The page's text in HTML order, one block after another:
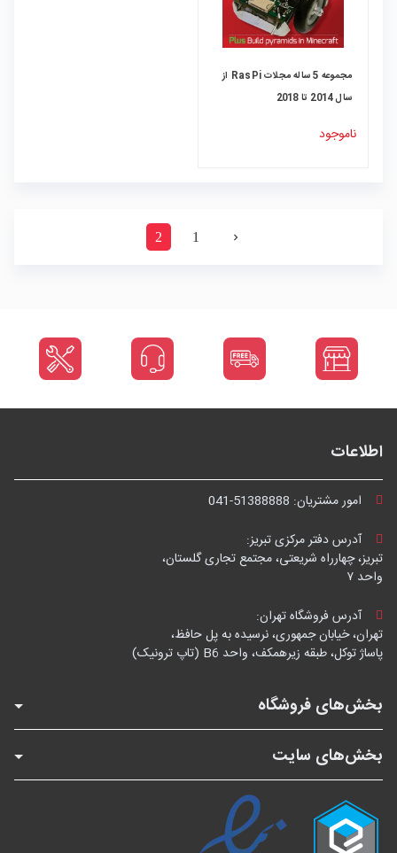
مجموعه 5 ساله مجلات RasPi از
سال 2014 تا 2018
ناموجود
navigate_before
1
2
اطلاعات
امور مشتریان: 041-51388888
آدرس دفتر مرکزی تبریز:
تبریز، چهارراه شریعتی، مجتمع تجاری گلستان،
واحد ۷
آدرس فروشگاه تهران:
تهران، خیابان جمهوری، نرسیده به پل حافظ،
پاساژ توکل، طبقه زیرهمکف، واحد B6 (تاپ ترونیک)
بخش‌های فروشگاه
بخش‌های سایت